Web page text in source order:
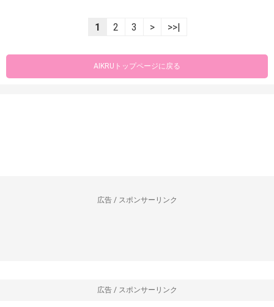
1 2 3 > >>|
AIKRUトップページに戻る
広告 / スポンサーリンク
広告 / スポンサーリンク